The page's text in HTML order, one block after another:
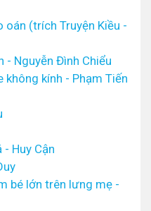
oán (trích Truyện Kiều -
- Nguyễn Đình Chiểu
không kính - Phạm Tiến
Huy Cận
bé lớn trên lưng mẹ -